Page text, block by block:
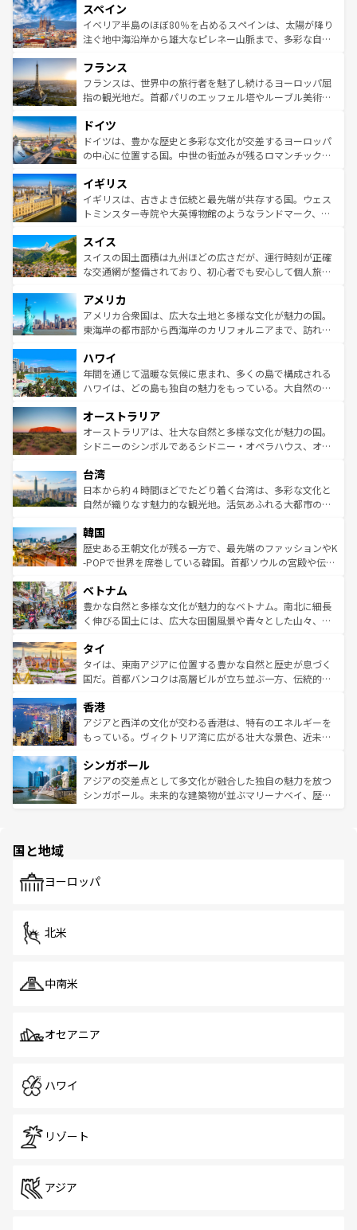
ろん、トスカーナの美しい田園風景やアマルフィ海岸の絶
景など、自然景観も見逃せない。観光の合間には、本場の
ピザやパスタなど、絶品のイタリア料理を堪能することも
ませてくれるイタリアで、忘れられない旅をしてみよう！
なお、新着のイタリア情報はコンテンツ一覧 を参照してほ
しい。
スペイン
イベリア半島のほぼ80％を占めるスペインは、太陽が降り
注ぐ地中海沿岸から雄大なピレネー山脈まで、多彩な自然
文化が根付くこの国では、情熱的なフラメンコ、熱気あふ
れる闘牛、そして美味しいタパスが生活の一部となってい
る。首都マドリードの洗練された雰囲気や、バルセロナの
の城塞都市、穏やかなビーチリゾートまで多彩な表情を見
せる。地方によって風土や気候が異なるスペインはその個
性で訪れる人を魅了する。 なお、新着のスペイン情報はコ
フランス
フランスは、世界中の旅行者を魅了し続けるヨーロッパ屈
指の観光地だ。首都パリのエッフェル塔やルーブル美術館
で、幅広い魅力が詰まっている。華麗な宮殿、歴史的な大
聖堂、美しいビーチ、そして豊かな自然が、訪れる者を心
から魅了する。また、フランスは美食の国としても知ら
いる。シャンパンの発祥地であるランス、プロヴァンスの
香り高いラベンダー畑など、多彩な楽しみ方が可能だ。さ
らに、パリ以外の地域にも魅力が溢れており、どの街角に
れる地方に足を運ぶとそれぞれで全く異なる文化を体験で
きるだろう。 なお、新着のフランス情報はコンテンツ一覧
を参照してほしい。
ドイツ
ドイツは、豊かな歴史と多彩な文化が交差するヨーロッパ
の中心に位置する国。中世の街並みが残るロマンチック街
顔を持つこの国は、どこを歩いても飽きることがない。ベ
ルリンの文化的活気、バイエルン州のアルプスの絶景、そ
してライン川沿いのワイン畑といった風景は必見。ビール
は、お酒好きな人にはぜひ体験してほしい。 なお、新着の
ドイツ情報はコンテンツ一覧を参照してほしい。
イギリス
イギリスは、古きよき伝統と最先端が共存する国。ウェス
トミンスター寺院や大英博物館のようなランドマーク、歴
リアごとに異なる魅力がある。また、優雅なアフタヌーン
ティー、ビール好きにはたまらない英国パブ、サッカー観
戦など、本場だからこそできる体験も豊富。イギリスを旅
ンツ一覧を参照してほしい。
スイス
スイスの国土面積は九州ほどの広さだが、運行時刻が正確
な交通網が整備されており、初心者でも安心して個人旅行
の建物がそのまま残る町や、スイスならではのユニークな
博物館もあり、アルプス観光だけでなく町歩きも満喫する
ことができる。国民の所得が高いため物価も高いが、旅行
ば市内交通費無料で観光を楽しむこともできる。 なお、新
着のスイス情報はコンテンツ一覧 を参照してほしい。
アメリカ
アメリカ合衆国は、広大な土地と多様な文化が魅力の国。
東海岸の都市部から西海岸のカリフォルニアまで、訪れる
のような巨大都市は、観光、ショッピング、エンターテイ
ンメントが詰まった刺激的なスポットだ。一方、アメリカ
西部には大自然が広がり、グランドキャニオンやイエロー
部のニューオーリンズでは、音楽と美食が融合した独特の
文化が魅力。旅行者はアメリカの各地域で異なる魅力を楽
しみながら、その多様性と豊かな歴史を感じることができ
ならではの贅沢な旅のスタイルだ。 なお、新着のアメリカ
情報はコンテンツ一覧を参照してほしい。
ハワイ
年間を通じて温暖な気候に恵まれ、多くの島で構成される
ハワイは、どの島も独自の魅力をもっている。大自然の神
ワイ島は見逃せない。また、定番の観光地といえばオアフ
島だが、静かな自然を求めるならマウイ島やカウアイ島が
おすすめ。エメラルドグリーンに輝く海をはじめ、豊かな
れるおもてなしの心で訪れる人々を迎えてくれるハワイの
人々、おいしいローカルフードやハワイアンミュージッ
ク、伝統的なフラダンスなど、すべてがハワイの魅力を彩
ワイを、存分に味わってほしい。 なお、新着のハワイ情報
はコンテンツ一覧を参照してほしい。
オーストラリア
オーストラリアは、壮大な自然と多様な文化が魅力の国。
シドニーのシンボルであるシドニー・オペラハウス、オー
リアリーフや大陸中央部にそびえるウルル（エアーズロッ
ク）、タスマニアの美しい原生林やケアンズの熱帯雨林な
ど、見どころがたくさん。また、カフェやワイン、オージ
いる。アクティビティも充実しており、サーフィンやダイ
ビング、ハイキングなど、アウトドア好きにはたまらな
い。オーストラリアの多彩な魅力を存分に味わいつくそ
参照してほしい。
台湾
日本から約４時間ほどでたどり着く台湾は、多彩な文化と
自然が織りなす魅力的な観光地。活気あふれる大都市の台
ン）、静ひつな山岳地帯である台湾東部など、都市の喧騒
と山間の静けさが共存しており、訪れる人に新しい発見と
驚きをもたらしてくれる。また、奥深い台湾の食文化も魅
容にもいいと評判のスイーツなど、バラエティ豊かな料理
が味わえる。 なお、新着の台湾情報は コンテンツ一覧を参
照してほしい。
韓国
歴史ある王朝文化が残る一方で、最先端のファッションやK
-POPで世界を席巻している韓国。首都ソウルの宮殿や伝統
き、地方に足を延ばせば四季折々の自然美を楽しむことが
できる。そして、キムチや焼肉、絶品のストリートフード
まで、さまざまな韓国料理が待っている。夜には、韓国な
リティに包まれながら、韓国の多彩な魅力を心ゆくまで味
わってみてほしい。 なお、新着の韓国情報はコンテンツ一
覧を参照してほしい。
ベトナム
豊かな自然と多様な文化が魅力的なベトナム。南北に細長
く伸びる国土には、広大な田園風景や青々とした山々、世
急速な発展と共に伝統が息づく。ハノイの古い町並みやホ
ーチミン市のフランス統治時代の建物も、独特の雰囲気を
醸し出している。また、バラエティの豊かさとおいしさで
とつ。フォーやバインミー、ベトナムコーヒーなどは、ぜ
ひ現地で味わいたい。どの地域を訪れてもあたたかい人々
が旅行者を迎えてくれるので、きっと忘れられない旅にな
参照してほしい。
タイ
タイは、東南アジアに位置する豊かな自然と歴史が息づく
国だ。首都バンコクは高層ビルが立ち並ぶ一方、伝統的な
の活気が交差している。北部ではチェンマイなどの山岳地
帯で自然と触れ合い、南部ではプーケットやクラビの美し
いビーチでリゾート気分を楽しむことができる。タイ料理
激する。気候は一年中温暖で、どの季節にも異なる楽しみ
が待っている。親しみやすいタイの人々、仏教を中心とし
た文化、そして多様な観光資源が、訪れる旅人を魅了し続
香港
アジアと西洋の文化が交わる香港は、特有のエネルギーを
もっている。ヴィクトリア湾に広がる壮大な景色、近未来
み、どこを訪れても感動するはず。観光スポットが密集し
ており、効率よく見どころを回れるのも魅力。息をのむよ
うな絶景から文化的な体験まで、香港を存分に楽しみ尽く
シンガポール
アジアの交差点として多文化が融合した独自の魅力を放つ
シンガポール。未来的な建築物が並ぶマリーナベイ、歴史
で、ホーカーズは地元の風情を楽しめる外せないスポット
国と地域
ヨーロッパ
北米
中南米
オセアニア
ハワイ
リゾート
アジア